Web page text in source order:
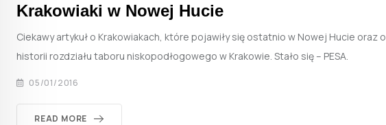
Krakowiaki w Nowej Hucie
Ciekawy artykuł o Krakowiakach, które pojawiły się ostatnio w Nowej Hucie oraz o
historii rozdziału taboru niskopodłogowego w Krakowie. Stało się – PESA.
05/01/2016
READ MORE